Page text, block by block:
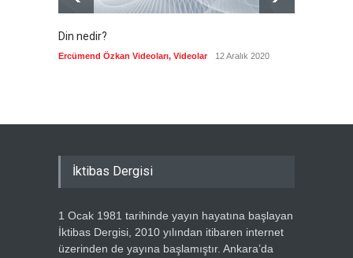
Din nedir?
Ercümend Özkan Videoları, Videolar 12 Aralık 2020
İktibas Dergisi
1 Ocak 1981 tarihinde yayın hayatına başlayan
İktibas Dergisi, 2010 yılından itibaren internet
üzerinden de yayına başlamıştır. Ankara’da